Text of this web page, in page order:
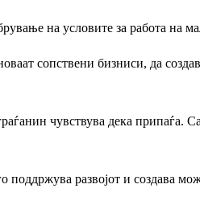
на условите за работа на
сопствени бизниси, да
чувствува дека припаѓа.
развојот и создава